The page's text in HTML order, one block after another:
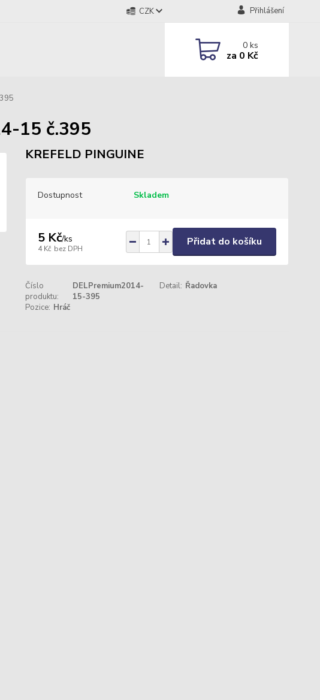
CZK Přihlášení
0ks
za 0 Kč
15 č.395
KREFELD PINGUINE
Dostupnost Skladem
5 Kč/ks
4 Kč bez DPH
Přidat do košíku
Číslo
produktu:
DELPremium2014-
15-395
Detail: Řadovka
Pozice: Hráč